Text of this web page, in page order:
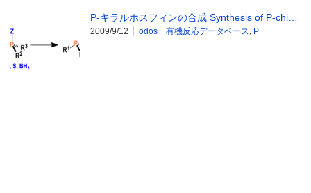
P-キラルホスフィンの合成 Synthesis of P-chi…
2009/9/12 odos 有機反応データベース, P